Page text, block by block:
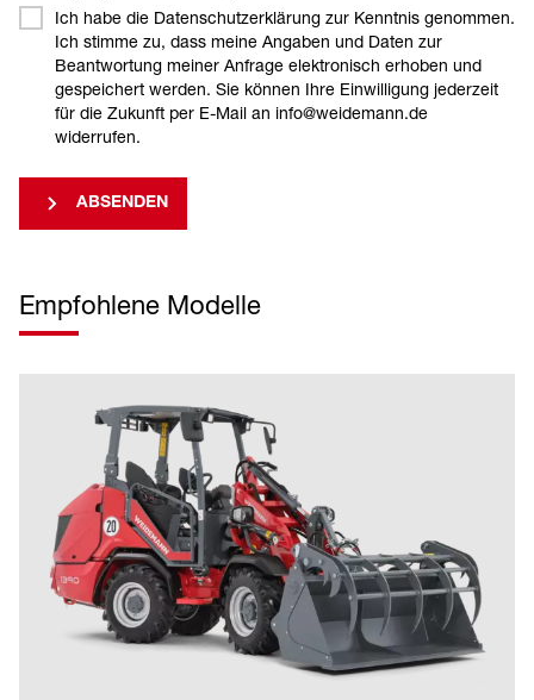
Ich habe die Datenschutzerklärung zur Kenntnis genommen.
Ich stimme zu, dass meine Angaben und Daten zur
Beantwortung meiner Anfrage elektronisch erhoben und
gespeichert werden. Sie können Ihre Einwilligung jederzeit
für die Zukunft per E-Mail an info@weidemann.de
widerrufen.
ABSENDEN
Empfohlene Modelle